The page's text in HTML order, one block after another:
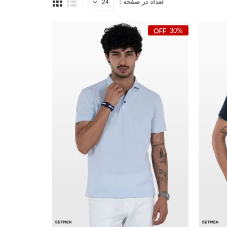
تعداد در صفحه :
30%